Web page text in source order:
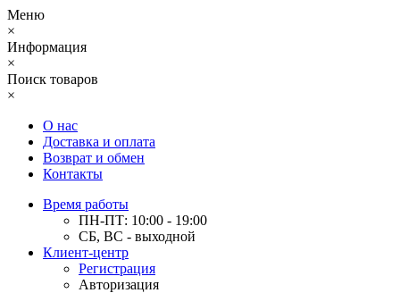
Меню
×
Информация
×
Поиск товаров
×
О нас
Доставка и оплата
Возврат и обмен
Контакты
Время работы
ПН-ПТ: 10:00 - 19:00
СБ, ВС - выходной
Клиент-центр
Регистрация
Авторизация